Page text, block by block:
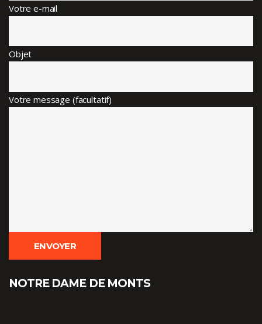
Votre e-mail
Objet
Votre message (facultatif)
NOTRE DAME DE MONTS